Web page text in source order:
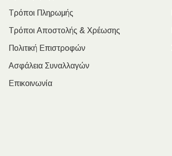
Τρόποι Πληρωμής
Τρόποι Αποστολής & Χρέωσης
Πολιτική Επιστροφών
Ασφάλεια Συναλλαγών
Επικοινωνία